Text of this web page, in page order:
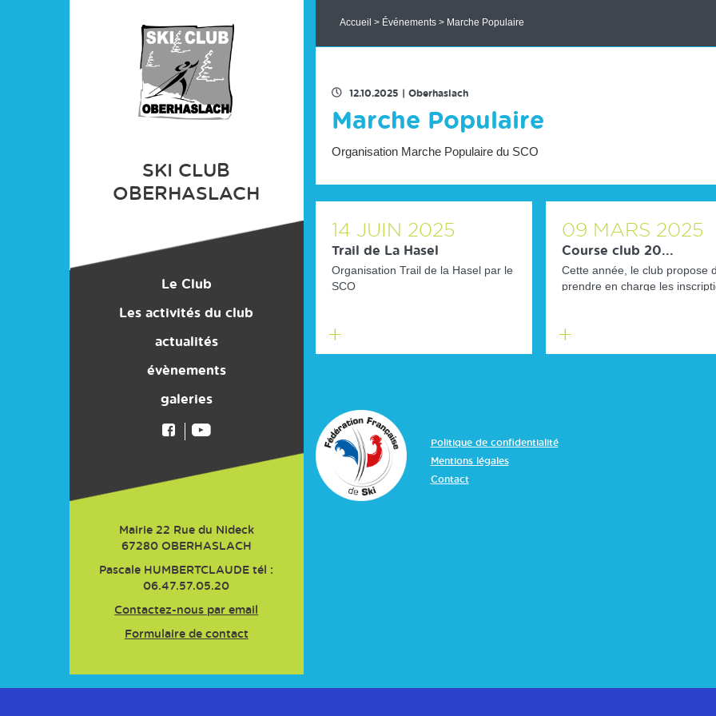
SKI CLUB
OBERHASLACH
Le Club
Le comité
Matériel, vêtements
Son histoire
Liens pratiques
Comment adhérer au club
Les activités du club
Encadrement
Les Filles du SCO !
Activité biathlon
Les activités pour les adultes
Les activités pour les jeunes
Agenda
actualités
évènements
galeries
Mairie 22 Rue du Nideck
67280 OBERHASLACH
Pascale HUMBERTCLAUDE tél :
06.47.57.05.20
Contactez-nous par email
Formulaire de contact
Accueil > Événements> Marche Populaire
12.10.2025 Oberhaslach
Marche Populaire
Organisation Marche Populaire du SCO
14 JUIN 2025
Trail de La Hasel
Organisation Trail de la Hasel par le
SCO
En
09 MARS 2025
Course club 20...
Cette année, le club propose
prendre en charge les
En
Politique de confidentialité
Mentions légales
Contact